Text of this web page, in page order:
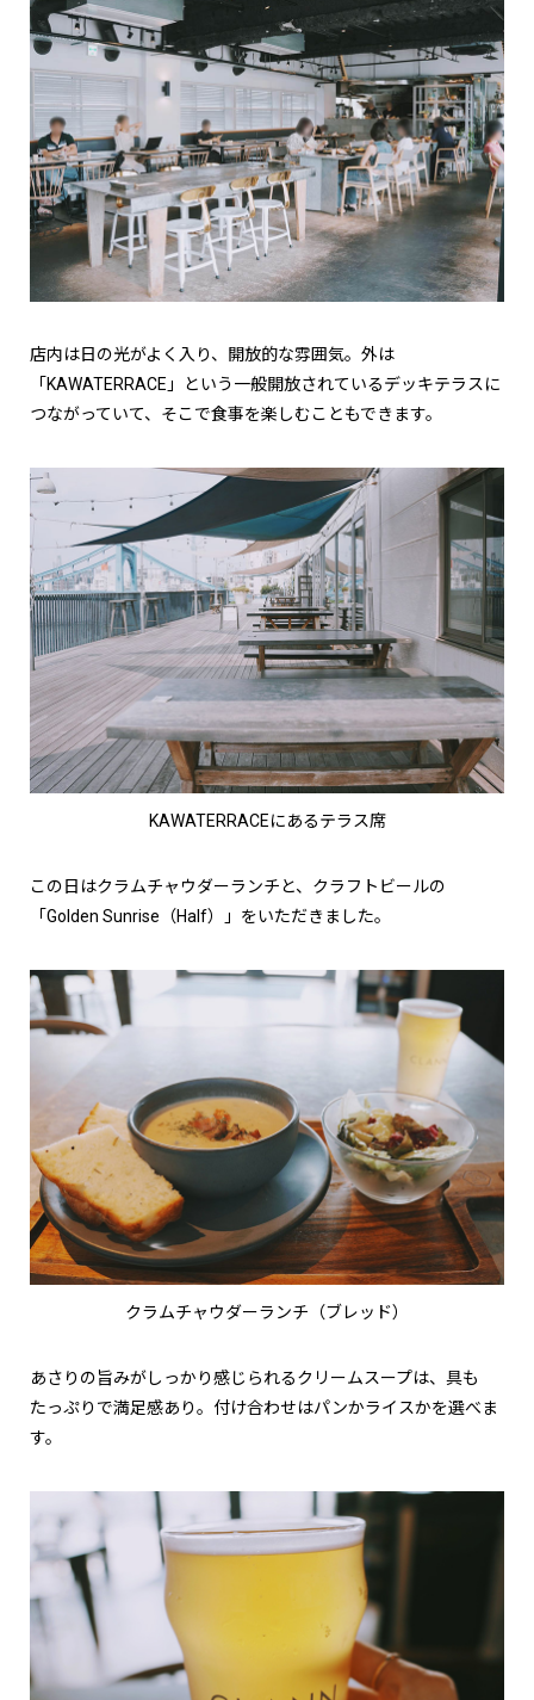
店内は日の光がよく入り、開放的な雰囲気。外は
「KAWATERRACE」という一般開放されているデッキテラスに
つながっていて、そこで食事を楽しむこともできます。
KAWATERRACEにあるテラス席
この日はクラムチャウダーランチと、クラフトビールの
「Golden Sunrise（Half）」をいただきました。
クラムチャウダーランチ（ブレッド）
あさりの旨みがしっかり感じられるクリームスープは、具も
たっぷりで満足感あり。付け合わせはパンかライスかを選べま
す。